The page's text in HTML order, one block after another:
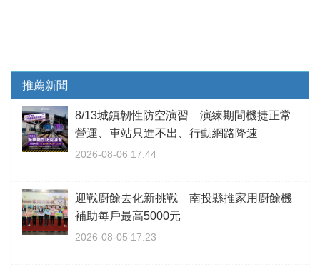
推薦新聞
8/13城鎮韌性防空演習 演練期間機捷正常
營運、車站只進不出、行動網路降速
2026-08-06 17:44
迎戰廚餘去化新挑戰 南投縣推家用廚餘機
補助每戶最高5000元
2026-08-05 17:23